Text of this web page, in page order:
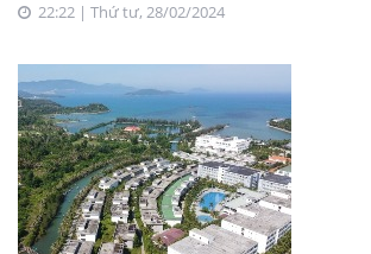
22:22 | Thứ tư, 28/02/2024